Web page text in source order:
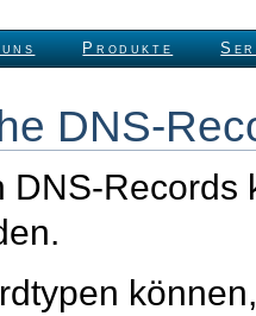
Produkte
DNS-
DNS-Records